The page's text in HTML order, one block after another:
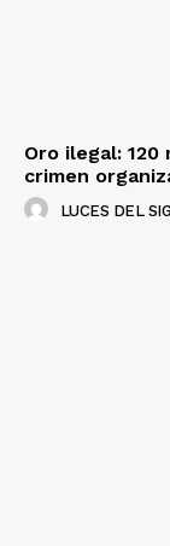
Oro ilegal:
crimen
LUCES DEL